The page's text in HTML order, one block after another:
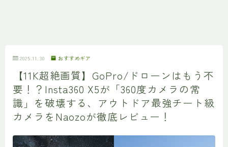
2025.11.30 おすすめギア
【11K超絶画質】GoPro/ドローンはもう不
要！？Insta360 X5が「360度カメラの常
識」を破壊する、アウトドア最強チート級
カメラをNaozoが徹底レビュー！